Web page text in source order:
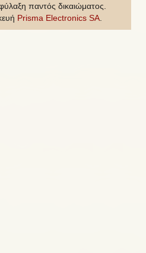
παντός δικαιώματος.
Prisma Electronics SA.